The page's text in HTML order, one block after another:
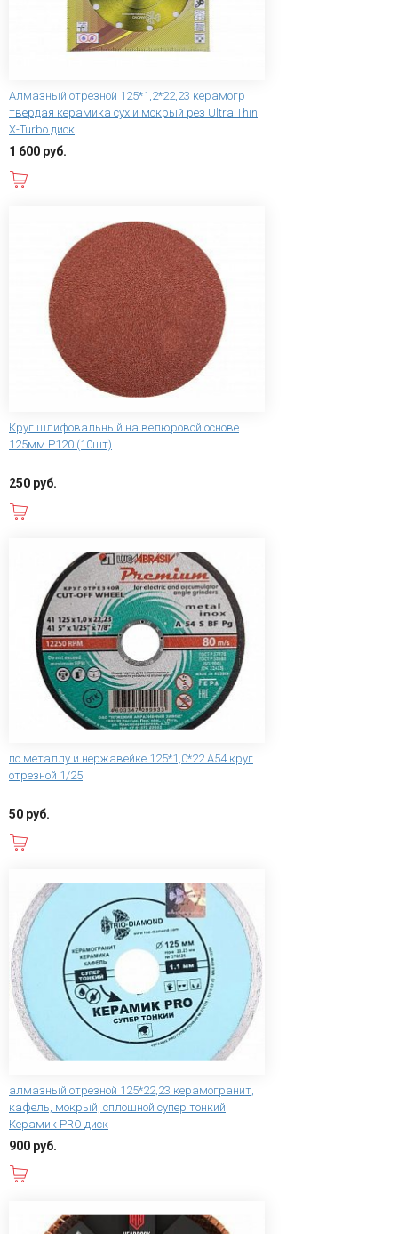
Алмазный отрезной 125*1,2*22,23 керамогр
твердая керамика сух и мокрый рез Ultra Thin
X-Turbo диск
1 600 руб.
Круг шлифовальный на велюровой основе
125мм Р120 (10шт)
250 руб.
по металлу и нержавейке 125*1,0*22 А54 круг
отрезной 1/25
50 руб.
алмазный отрезной 125*22,23 керамогранит,
кафель, мокрый, сплошной супер тонкий
Керамик PRO диск
900 руб.